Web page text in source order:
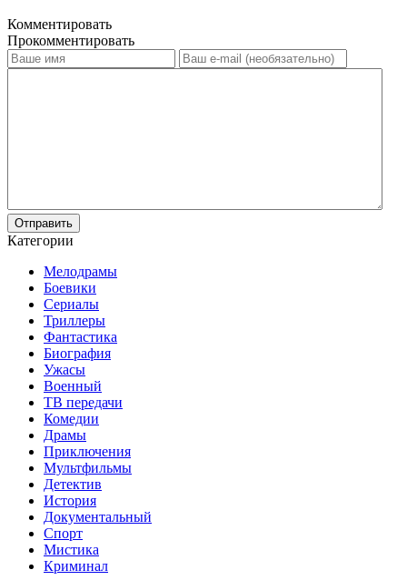
Комментировать
Прокомментировать
Отправить
Категории
Мелодрамы
Боевики
Сериалы
Триллеры
Фантастика
Биография
Ужасы
Военный
ТВ передачи
Комедии
Драмы
Приключения
Мультфильмы
Детектив
История
Документальный
Спорт
Мистика
Криминал